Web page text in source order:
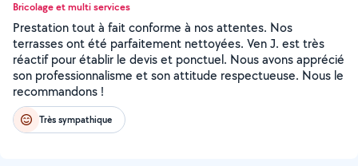
Bricolage et multi services
Prestation tout à fait conforme à nos attentes. Nos
terrasses ont été parfaitement nettoyées. Ven J. est très
réactif pour établir le devis et ponctuel. Nous avons apprécié
son professionnalisme et son attitude respectueuse. Nous le
recommandons !
Très sympathique